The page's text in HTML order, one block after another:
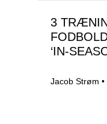
3
‘IN-
Jacob Strøm